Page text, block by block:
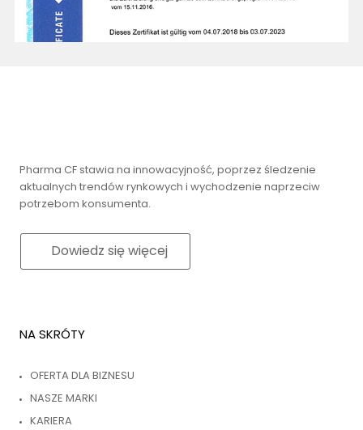
Pharma CF stawia na innowacyjność, poprzez śledzenie
aktualnych trendów rynkowych i wychodzenie naprzeciw
potrzebom konsumenta.
Dowiedz się więcej
NA SKRÓTY
OFERTA DLA BIZNESU
NASZE MARKI
KARIERA